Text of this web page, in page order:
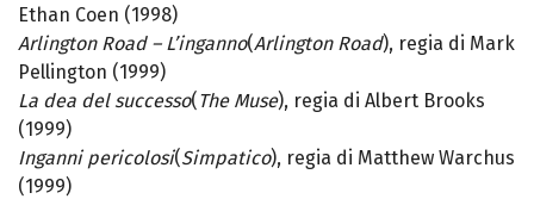
Ethan Coen (1998)
Arlington Road – L’inganno(Arlington Road), regia di Mark
Pellington (1999)
La dea del successo( The Muse), regia di Albert Brooks
(1999)
Inganni pericolosi(Simpatico), regia di Matthew Warchus
(1999)